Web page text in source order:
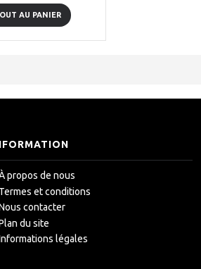
AU PANIER
propos de nous
Termes et conditions
contacter
du site
légales